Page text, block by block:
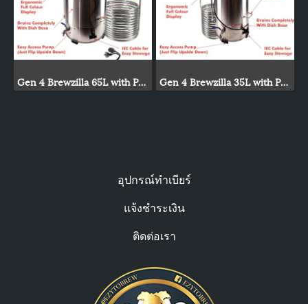
Gen 4 Brewzilla 65L with Pump 1900/500w - 220-240V AC Gen 4 Brewzilla 35L with Pump 1900/500w - 220-240V AC
อุปกรณ์ทำเบียร์
แจ้งชำระเงิน
ติดต่อเรา